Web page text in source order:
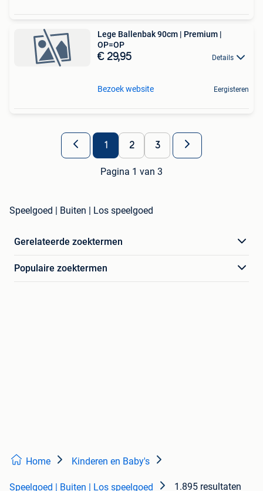
Lege Ballenbak 90cm | Premium |
OP=OP
€ 29,95 Details
Bezoek website Eergisteren
1 2 3
Pagina 1 van 3
Speelgoed | Buiten | Los speelgoed
Gerelateerde zoektermen
Populaire zoektermen
Home Kinderen en Baby's
Speelgoed | Buiten | Los speelgoed 1.895 resultaten